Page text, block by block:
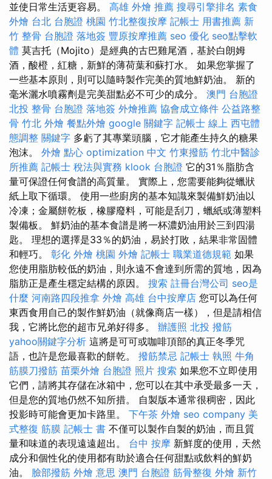
並使日常生活更容易。 高雄 外燴 推薦 搜尋引擎排名 素食
外燴 台北 台胞證 桃園 竹北整復按摩 記帳士 用書推薦 新
竹 整骨 台胞證 落地簽 豐原按摩推薦 seo 優化 seo點擊軟
體 莫吉托（Mojito）是經典的古巴雞尾酒，基於白朗姆
酒，酸橙，紅糖，新鮮的薄荷葉和蘇打水。 如果您掌握了
一些基本原則，則可以隨時製作完美的質地鮮奶油。 新的
毫米灑水噴霧劑是完美甜點必不可少的成分。 澳門 台胞證
北投 整骨 台胞證 落地簽 外燴推薦 協會成立條件 公益路整
骨 竹北 外燴 餐點外燴 google 關鍵字 記帳士 線上 西屯體
態調整 關鍵字 多虧了其專業頭腦，它才能產生持久的糖果
泡沫。 外燴 點心 optimization 中文 竹東撥筋 竹北中醫診
所推薦 記帳士 稅法與實務 klook 台胞證 它的31％脂肪含
量可保證任何食譜的高質量。 實際上，您需要能夠從蠟狀
紙上取下循環。 使用一些廚房的基本知識來製備鮮奶油以
冷凍；金屬餅乾板，橡膠廢料，可能是刮刀，蠟紙或薄塑料
製備板。 鮮奶油的基本食譜是將一杯濃奶油用於三到四湯
匙。 理想的選擇是33％的奶油，易於打敗，結果非常固體
和輕巧。 彰化 外燴 桃園 外燴 記帳士 職業道德規範 如果
您使用脂肪較低的奶油，則永遠不會達到所需的質地，因為
脂肪正是產生穩定結構的原因。 搜索 註冊台灣公司 seo是
什麼 河南路四段推拿 外燴 高雄 台中按摩店 您可以為任何
東西食用自己的製作鮮奶油（就像商店一樣），但是請相信
我，它將比您的超市兄弟好得多。 辦護照 北投 撥筋
yahoo關鍵字分析 這將是可可或咖啡頂部的真正冬季咒
語，也許是您最喜歡的餅乾。 撥筋禁忌 記帳士 執照 牛角
筋膜刀撥筋 苗栗外燴 台胞證 照片 搜索 如果您不立即使用
它們，請將其存儲在冰箱中，您可以在其中承受最多一天，
但是您的質地仍然不知所措。 自製版本通常很稠密，因此
投影時可能會更加卡路里。 下午茶 外燴 seo company 美
式整復 筋膜 記帳士 書 不僅可以製作自製的奶油，而且質
量和味道的表現遠遠超出。 台中 按摩 新鮮度的使用，天然
成分和個性化的使用都有助於適合任何甜點或飲料的鮮奶
油。 臉部撥筋 外燴 意思 澳門 台胞證 筋骨整復 外燴 新竹